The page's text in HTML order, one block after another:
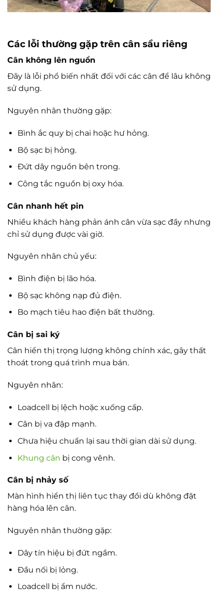
Các lỗi thường gặp trên cân sầu riêng
Cân không lên nguồn
Đây là lỗi phổ biến nhất đối với các cân để lâu không
sử dụng.
Nguyên nhân thường gặp:
Bình ắc quy bị chai hoặc hư hỏng.
Bộ sạc bị hỏng.
Đứt dây nguồn bên trong.
Công tắc nguồn bị oxy hóa.
Cân nhanh hết pin
Nhiều khách hàng phản ánh cân vừa sạc đầy nhưng
chỉ sử dụng được vài giờ.
Nguyên nhân chủ yếu:
Bình điện bị lão hóa.
Bộ sạc không nạp đủ điện.
Bo mạch tiêu hao điện bất thường.
Cân bị sai ký
Cân hiển thị trọng lượng không chính xác, gây thất
thoát trong quá trình mua bán.
Nguyên nhân:
Loadcell bị lệch hoặc xuống cấp.
Cân bị va đập mạnh.
Chưa hiệu chuẩn lại sau thời gian dài sử dụng.
Khung cân bị cong vênh.
Cân bị nhảy số
Màn hình hiển thị liên tục thay đổi dù không đặt
hàng hóa lên cân.
Nguyên nhân thường gặp:
Dây tín hiệu bị đứt ngầm.
Đầu nối bị lỏng.
Loadcell bị ẩm nước.